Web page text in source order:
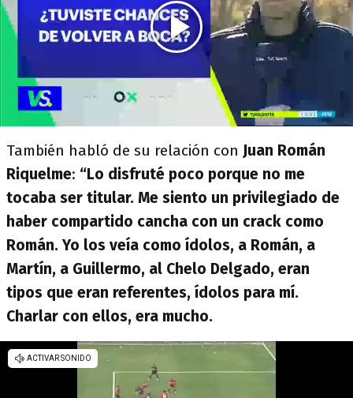
También habló de su relación con Juan Román
Riquelme: “Lo disfruté poco porque no me
tocaba ser titular. Me siento un privilegiado de
haber compartido cancha con un crack como
Román. Yo los veía como ídolos, a Román, a
Martín, a Guillermo, al Chelo Delgado, eran
tipos que eran referentes, ídolos para mí.
Charlar con ellos, era mucho.